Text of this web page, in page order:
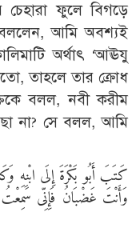
ফুলে বিগড়ে
আমি অবশ্যই
অর্থাৎ ‘আঊযু
তাহলে তার ক্রোধ
বলল, নবী করীম
না? সে বলল, আমি
وَأَنْتَ غَضْبَانُ فَإِنِّى سَمِعْتُ